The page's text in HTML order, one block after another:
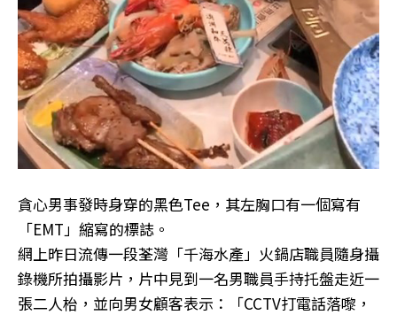
貪心男事發時身穿的黑色Tee，其左胸口有一個寫有
「EMT」縮寫的標誌。
網上昨日流傳一段荃灣「千海水產」火鍋店職員隨身攝
錄機所拍攝影片，片中見到一名男職員手持托盤走近一
張二人枱，並向男女顧客表示：「CCTV打電話落嚟，